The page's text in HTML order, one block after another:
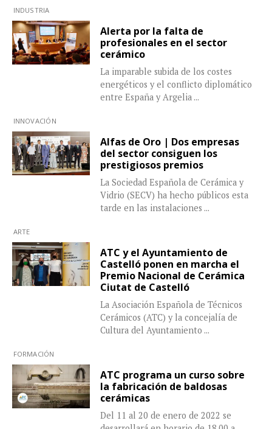
INDUSTRIA
Alerta por la falta de
profesionales en el sector
cerámico
La imparable subida de los costes
energéticos y el conflicto diplomático
entre España y Argelia ...
INNOVACIÓN
Alfas de Oro | Dos empresas
del sector consiguen los
prestigiosos premios
La Sociedad Española de Cerámica y
Vidrio (SECV) ha hecho públicos esta
tarde en las instalaciones ...
ARTE
ATC y el Ayuntamiento de
Castelló ponen en marcha el
Premio Nacional de Cerámica
Ciutat de Castelló
La Asociación Española de Técnicos
Cerámicos (ATC) y la concejalía de
Cultura del Ayuntamiento ...
FORMACIÓN
ATC programa un curso sobre
la fabricación de baldosas
cerámicas
Del 11 al 20 de enero de 2022 se